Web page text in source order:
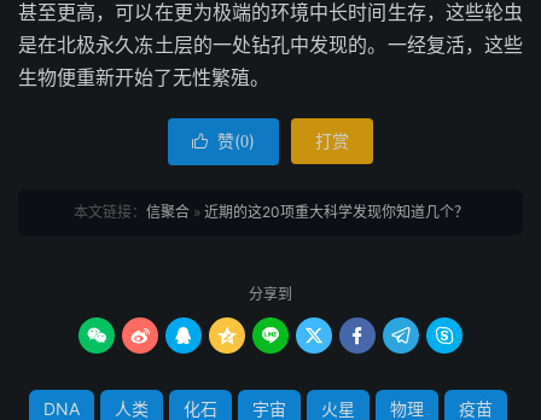
甚至更高，可以在更为极端的环境中长时间生存，这些轮虫
是在北极永久冻土层的一处钻孔中发现的。一经复活，这些
生物便重新开始了无性繁殖。
 赞(0) 打赏
本文链接： 信聚合» 近期的这20项重大科学发现你知道几个？
分享到
        
DNA 人类 化石 宇宙 火星 物理 疫苗